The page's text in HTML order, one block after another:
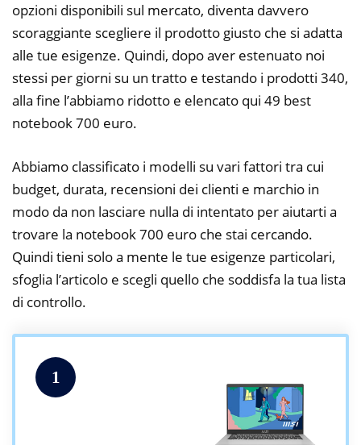
opzioni disponibili sul mercato, diventa davvero
scoraggiante scegliere il prodotto giusto che si adatta
alle tue esigenze. Quindi, dopo aver estenuato noi
stessi per giorni su un tratto e testando i prodotti 340,
alla fine l’abbiamo ridotto e elencato qui 49 best
notebook 700 euro.
Abbiamo classificato i modelli su vari fattori tra cui
budget, durata, recensioni dei clienti e marchio in
modo da non lasciare nulla di intentato per aiutarti a
trovare la notebook 700 euro che stai cercando.
Quindi tieni solo a mente le tue esigenze particolari,
sfoglia l’articolo e scegli quello che soddisfa la tua lista
di controllo.
1